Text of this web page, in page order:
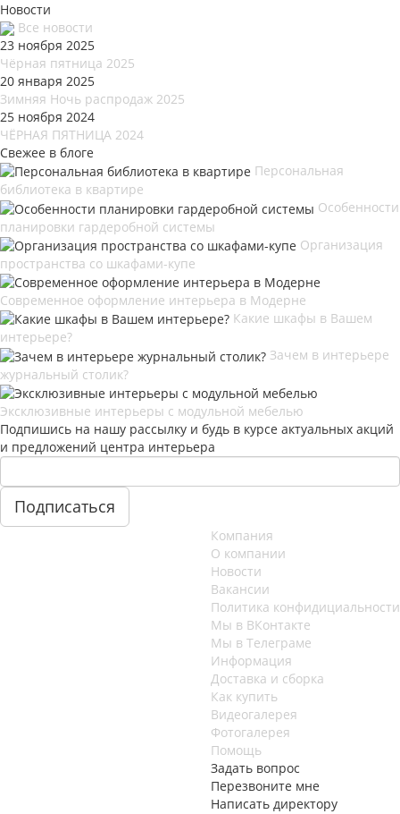
Новости
Все новости
23 ноября 2025
Чёрная пятница 2025
20 января 2025
Зимняя Ночь распродаж 2025
25 ноября 2024
ЧЁРНАЯ ПЯТНИЦА 2024
Свежее в блоге
Персональная
библиотека в квартире
Особенности
планировки гардеробной системы
Организация
пространства со шкафами-купе
Современное оформление интерьера в Модерне
Какие шкафы в Вашем
интерьере?
Зачем в интерьере
журнальный столик?
Эксклюзивные интерьеры с модульной мебелью
Подпишись на нашу рассылку и будь в курсе актуальных акций
и предложений центра интерьера
Компания
О компании
Новости
Вакансии
Политика конфидициальности
Мы в ВКонтакте
Мы в Телеграме
Информация
Доставка и сборка
Как купить
Видеогалерея
Фотогалерея
Помощь
Задать вопрос
Перезвоните мне
Написать директору